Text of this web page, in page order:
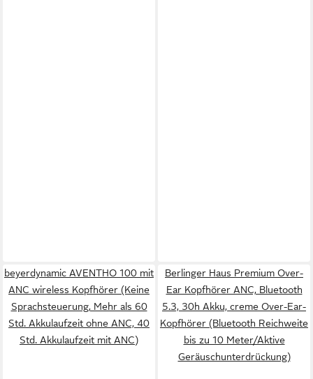
beyerdynamic AVENTHO 100 mit
ANC wireless Kopfhörer (Keine
Sprachsteuerung, Mehr als 60
Std. Akkulaufzeit ohne ANC, 40
Std. Akkulaufzeit mit ANC)
Berlinger Haus Premium Over-
Ear Kopfhörer ANC, Bluetooth
5.3, 30h Akku, creme Over-Ear-
Kopfhörer (Bluetooth Reichweite
bis zu 10 Meter/Aktive
Geräuschunterdrückung)